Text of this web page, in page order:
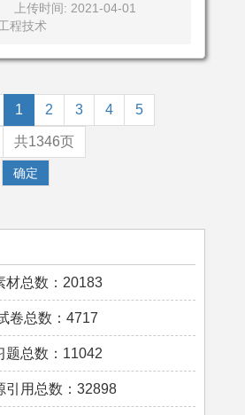
上传时间: 2021-04-01
程技术
1 2 3 4 5
共1346页
确定
材总数：20183
卷总数：4717
题总数：11042
引用总数：32898